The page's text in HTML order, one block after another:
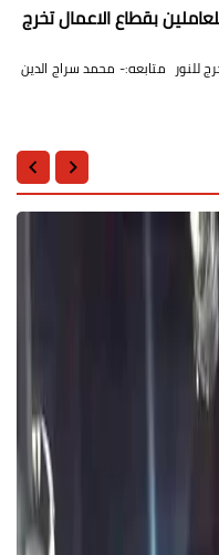
بقطاع الاعمال تخرج
للنور متابعه:- محمد سراج الدين